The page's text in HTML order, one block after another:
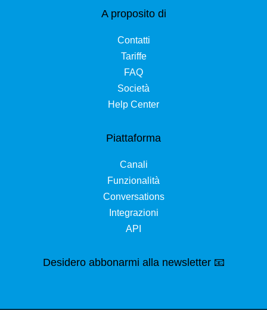
A proposito di
Contatti
Tariffe
FAQ
Società
Help Center
Piattaforma
Canali
Funzionalità
Conversations
Integrazioni
API
Desidero abbonarmi alla newsletter 📧